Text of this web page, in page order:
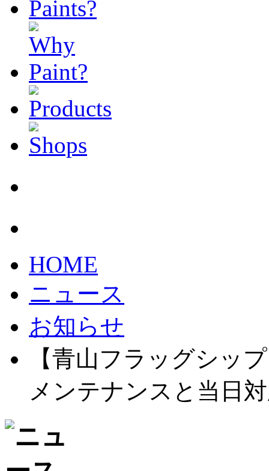
HOME
ニュース
お知らせ
【青山フラッグシッ
メンテナンスと当日